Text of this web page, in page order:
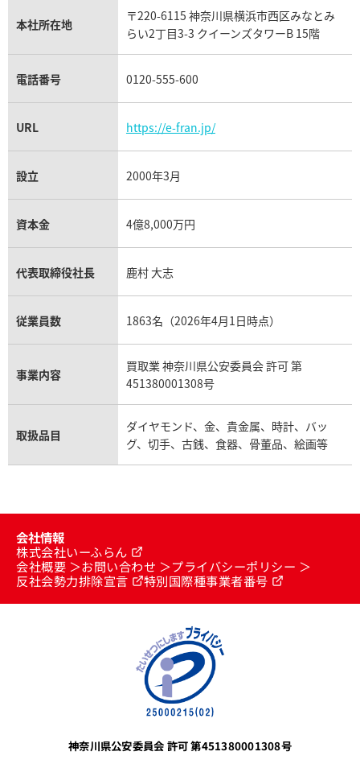
パネライ買取
チューダー（チュードル）買取
本社所在地
〒220-6115 神奈川県横浜市西区みなとみ
らい2丁目3-3 クイーンズタワーB 15階
電話番号 0120-555-600
URL https://e-fran.jp/
設立 2000年3月
資本金 4億8,000万円
代表取締役社長 鹿村 大志
従業員数 1863名（2026年4月1日時点）
事業内容
買取業 神奈川県公安委員会 許可 第
451380001308号
取扱品目
ダイヤモンド、金、貴金属、時計、バッ
グ、切手、古銭、食器、骨董品、絵画等
会社情報
株式会社いーふらん
会社概要
お問い合わせ
プライバシーポリシー
反社会勢力排除宣言
特別国際種事業者番号
神奈川県公安委員会 許可 第451380001308号